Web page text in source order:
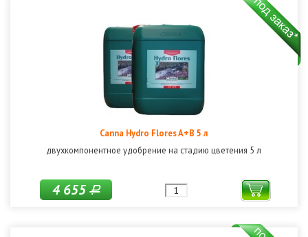
Canna Hydro Flores A+B 5 л
двухкомпонентное удобрение на стадию цветения 5 л
4 655Р